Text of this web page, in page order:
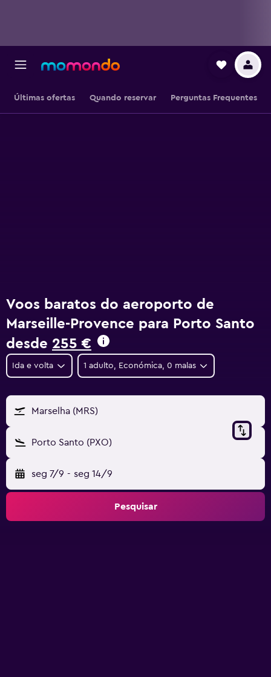
Últimas ofertas Quando reservar Perguntas Frequentes
Voos baratos do aeroporto de
Marseille-Provence para Porto Santo
desde 255 €
Ida e volta 1 adulto, Económica, 0 malas
Marselha (MRS)
Porto Santo (PXO)
seg 7/9 - seg 14/9
Pesquisar